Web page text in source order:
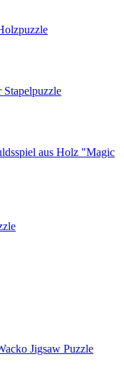
Stapelpuzzle
aus Holz "Magic
Jigsaw Puzzle